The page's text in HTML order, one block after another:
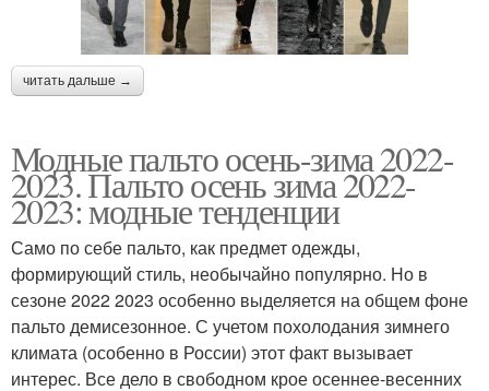
читать дальше →
Модные пальто осень-зима 2022-
2023. Пальто осень зима 2022-
2023: модные тенденции
Само по себе пальто, как предмет одежды,
формирующий стиль, необычайно популярно. Но в
сезоне 2022 2023 особенно выделяется на общем фоне
пальто демисезонное. С учетом похолодания зимнего
климата (особенно в России) этот факт вызывает
интерес. Все дело в свободном крое осеннее-весенних